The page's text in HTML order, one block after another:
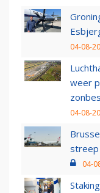
04-08-
weer
04-08-
04-